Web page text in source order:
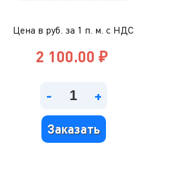
Цена в руб. за 1 п. м. с НДС
2 100.00 ₽
- +
Заказать